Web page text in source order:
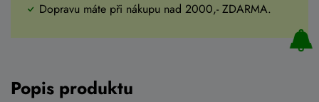
Dopravu máte při nákupu nad 2000,- ZDARMA.
Popis produktu